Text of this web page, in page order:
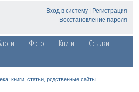
Вход в систему
Регистрация
Восстановление пароля
Фото Книги
Ссылки
книги, статьи, родственные сайты